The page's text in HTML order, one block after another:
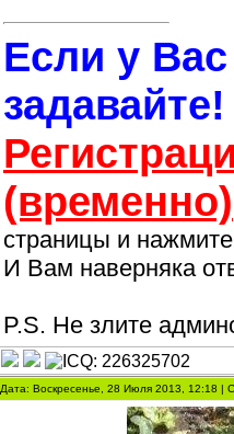
Если у
задавайте!
(временно)
страницы и
И Вам наверняка
P.S. Не злите
Дата: Воскресенье, 28 Июля 2013, 12:18 |